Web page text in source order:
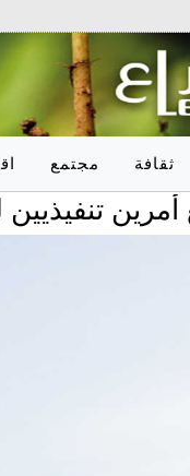
وطـنـي
مجتمع
تربية
ثقافة
لتقييد